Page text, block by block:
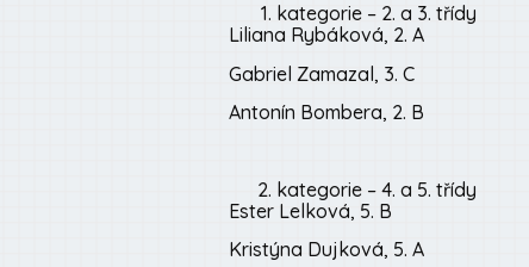
kategorie – 2. a 3. třídy
Liliana Rybáková, 2. A
Gabriel Zamazal, 3. C
Antonín Bombera, 2. B
kategorie – 4. a 5. třídy
Ester Lelková, 5. B
Kristýna Dujková, 5. A